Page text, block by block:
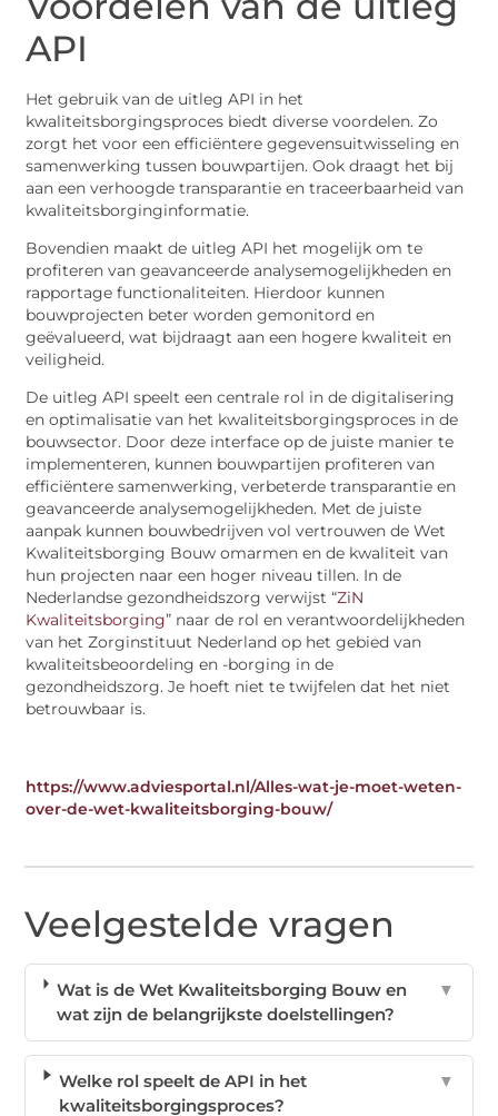
API
Het gebruik van de uitleg API in het
kwaliteitsborgingsproces biedt diverse voordelen. Zo
zorgt het voor een efficiëntere gegevensuitwisseling en
samenwerking tussen bouwpartijen. Ook draagt het bij
aan een verhoogde transparantie en traceerbaarheid van
kwaliteitsborginginformatie.
Bovendien maakt de uitleg API het mogelijk om te
profiteren van geavanceerde analysemogelijkheden en
rapportage functionaliteiten. Hierdoor kunnen
bouwprojecten beter worden gemonitord en
geëvalueerd, wat bijdraagt aan een hogere kwaliteit en
veiligheid.
De uitleg API speelt een centrale rol in de digitalisering
en optimalisatie van het kwaliteitsborgingsproces in de
bouwsector. Door deze interface op de juiste manier te
implementeren, kunnen bouwpartijen profiteren van
efficiëntere samenwerking, verbeterde transparantie en
geavanceerde analysemogelijkheden. Met de juiste
aanpak kunnen bouwbedrijven vol vertrouwen de Wet
Kwaliteitsborging Bouw omarmen en de kwaliteit van
hun projecten naar een hoger niveau tillen. In de
Nederlandse gezondheidszorg verwijst “ZiN
Kwaliteitsborging” naar de rol en verantwoordelijkheden
van het Zorginstituut Nederland op het gebied van
kwaliteitsbeoordeling en -borging in de
gezondheidszorg. Je hoeft niet te twijfelen dat het niet
betrouwbaar is.
https://www.adviesportal.nl/Alles-wat-je-moet-weten-
over-de-wet-kwaliteitsborging-bouw/
Veelgestelde vragen
Wat is de Wet Kwaliteitsborging Bouw en
wat zijn de belangrijkste doelstellingen?
▼
Welke rol speelt de API in het
kwaliteitsborgingsproces?
▼